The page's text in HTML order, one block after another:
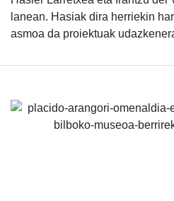
lanean. Hasiak dira herriekin
asmoa da proiektuak